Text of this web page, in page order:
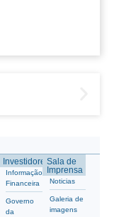
Investidores
Informação
Financeira
Governo
da
Sala de
Imprensa
Noticias
Galeria de
imagens